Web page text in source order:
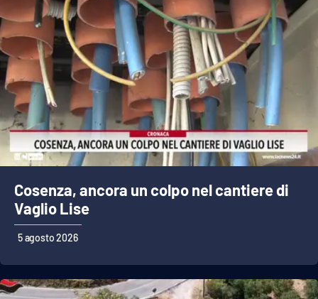
Cosenza, ancora un colpo nel cantiere di
Vaglio Lise
5 agosto 2026